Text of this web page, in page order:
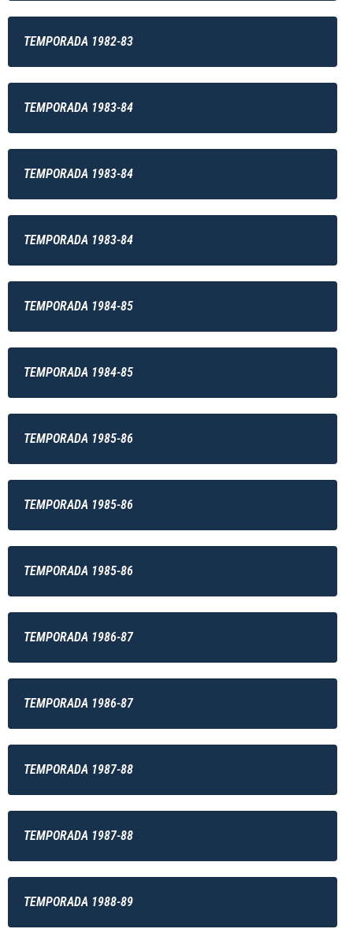
TEMPORADA 1982-83
TEMPORADA 1983-84
TEMPORADA 1983-84
TEMPORADA 1983-84
TEMPORADA 1984-85
TEMPORADA 1984-85
TEMPORADA 1985-86
TEMPORADA 1985-86
TEMPORADA 1985-86
TEMPORADA 1986-87
TEMPORADA 1986-87
TEMPORADA 1987-88
TEMPORADA 1987-88
TEMPORADA 1988-89